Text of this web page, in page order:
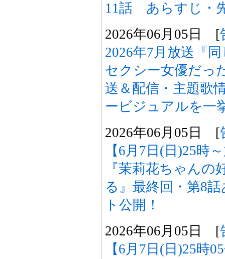
11話 あらすじ・
2026年06月05日 [
2026年7月放送『
セクシー女優だっ
送＆配信・主題歌
ービジュアルを一
2026年06月05日 [
【6月7日(日)25時
『茉莉花ちゃん
る』最終回・第8
ト公開！
2026年06月05日 [
【6月7日(日)25時